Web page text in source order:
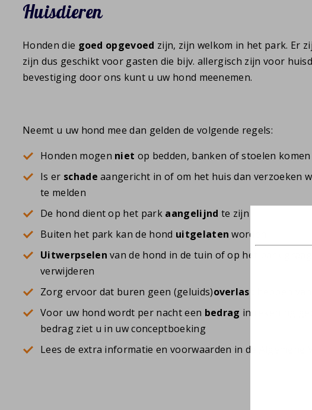
Huisdieren
Honden die goed opgevoed zijn, zijn welkom in het park. Er
zijn dus geschikt voor gasten die bijv. allergisch zijn voor
bevestiging door ons kunt u uw hond meenemen.
Neemt u uw hond mee dan gelden de volgende regels:
Honden mogen niet op bedden, banken of stoelen komen
Is er schade aangericht in of om het huis dan verzoeken
te melden
De hond dient op het park aangelijnd te zijn
Buiten het park kan de hond uitgelaten worden
Uitwerpselen van de hond in de tuin of op het park graag
verwijderen
Zorg ervoor dat buren geen (geluids)overlast
Voor uw hond wordt per nacht een bedrag in rekening
bedrag ziet u in uw conceptboeking
Lees de extra informatie en voorwaarden in de